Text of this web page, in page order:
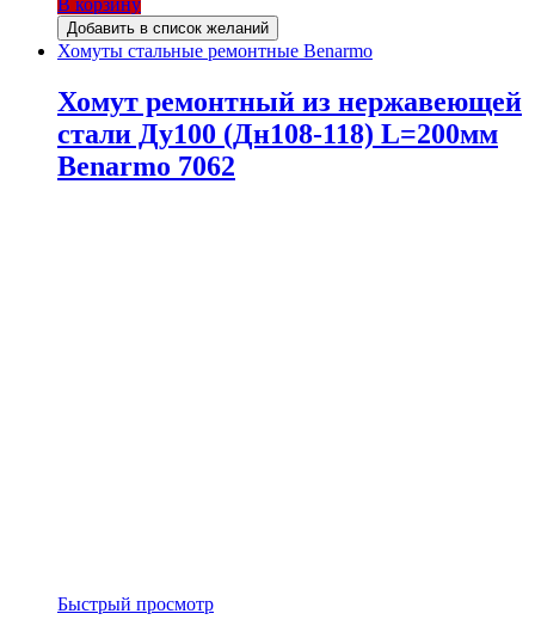
В корзину
Добавить в список желаний
Хомуты стальные ремонтные Benarmo
Хомут ремонтный из нержавеющей
стали Ду100 (Дн108-118) L=200мм
Benarmo 7062
Быстрый просмотр